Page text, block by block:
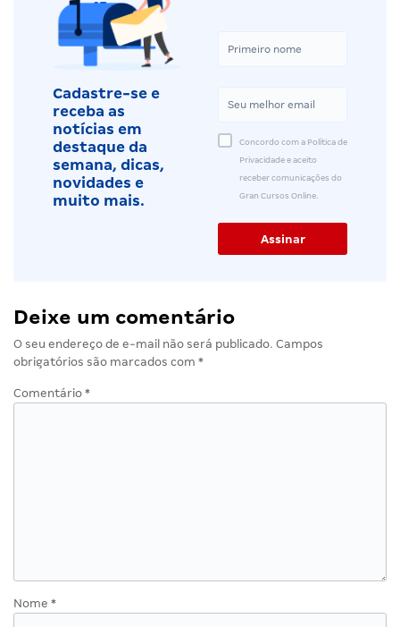
Cadastre-se e
receba as
notícias em
destaque da
semana, dicas,
novidades e
muito mais.
Concordo com a Política de
Privacidade e aceito
receber comunicações do
Gran Cursos Online.
Deixe um comentário
O seu endereço de e-mail não será publicado. Campos
obrigatórios são marcados com *
Comentário *
Nome *